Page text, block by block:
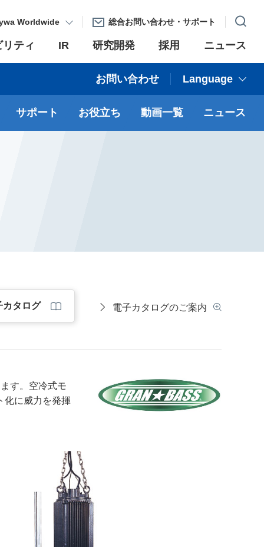
ティ IR 研究開発 採用 ニュース
Worldwide 総合お問い合わせ・サポート
お問い合わせ Language
サポート お役立ち 動画一覧 ニュース
カタログ 電子カタログのご案内
す。空冷式モ
化に威力を発揮